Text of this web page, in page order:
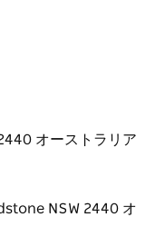
ストラン、または地
日営業に変更される
は、毎月第 3 日曜
されるグラッドス
オーストラリア